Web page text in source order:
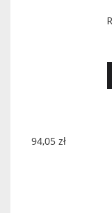
94,05 zł